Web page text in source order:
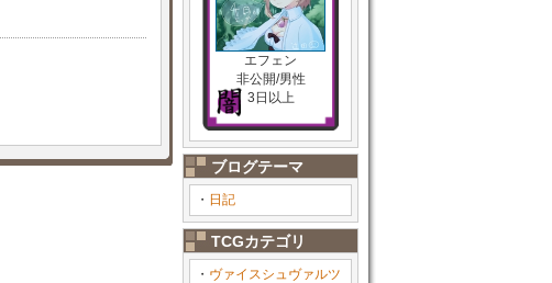
エフェン
非公開/男性
3日以上
ブログテーマ
・ 日記
TCGカテゴリ
・ ヴァイスシュヴァルツ